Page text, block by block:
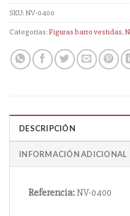
SKU:NV-0400
Categorías:Figuras barro vestidas,
DESCRIPCIÓN
INFORMACIÓN ADICIONAL
Referencia: NV-0400